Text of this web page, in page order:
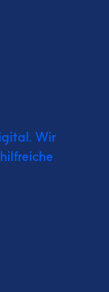
Wir
hilfreiche